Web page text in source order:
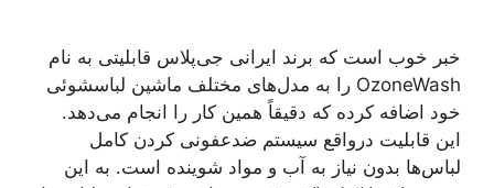
خبر خوب است که برند ایرانی جی‌پلاس قابلیتی به نام
OzoneWash را به مدل‌های مختلف ماشین لباسشوئی
خود اضافه کرده که دقیقاً همین کار را انجام می‌دهد.
این قابلیت درواقع سیستم ضدعفونی کردن کامل
لباس‌ها بدون نیاز به آب و مواد شوینده است. به این